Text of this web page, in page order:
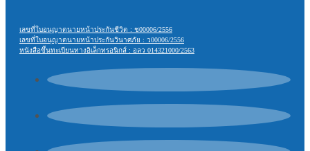
เลขที่ใบอนุญาตนายหน้าประกันชีวิต : ช00006/2556
เลขที่ใบอนุญาตนายหน้าประกันวินาศภัย : ว00006/2556
หนังสือขึ้นทะเบียนทางอิเล็กทรอนิกส์ : อลว 014321000/2563